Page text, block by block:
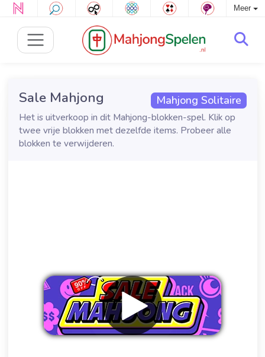
Meer
Mahjong Solitaire
Sale Mahjong
Het is uitverkoop in dit Mahjong-blokken-spel. Klik op
twee vrije blokken met dezelfde items. Probeer alle
blokken te verwijderen.